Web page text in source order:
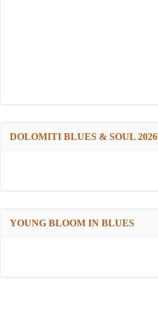
DOLOMITI BLUES & SOUL 2026
YOUNG BLOOM IN BLUES